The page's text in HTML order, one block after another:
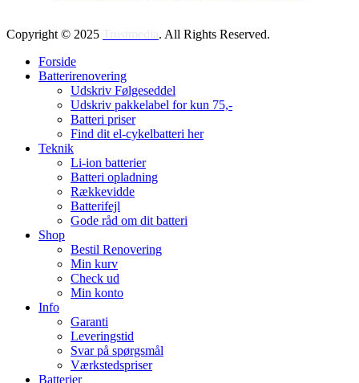
Copyright © 2025
. All Rights Reserved.
Forside
Batterirenovering
Udskriv Følgeseddel
Udskriv pakkelabel for kun 75,-
Batteri priser
Find dit el-cykelbatteri her
Teknik
Li-ion batterier
Batteri opladning
Rækkevidde
Batterifejl
Gode råd om dit batteri
Shop
Bestil Renovering
Min kurv
Check ud
Min konto
Info
Garanti
Leveringstid
Svar på spørgsmål
Værkstedspriser
Batterier